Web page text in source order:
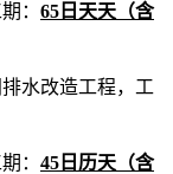
： 65日天天（含
水改造工程，工
： 45日历天（含